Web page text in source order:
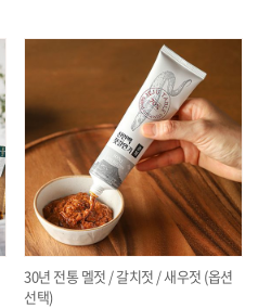
30년 전통 멜젓 / 갈치젓 / 새우젓 (옵션
선택)